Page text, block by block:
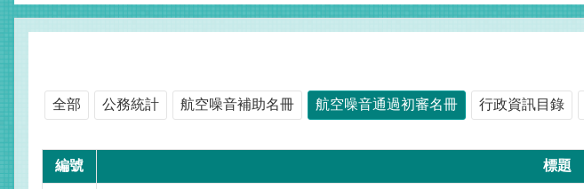
全部 公務統計 航空噪音補助名冊 航空噪音通過初審名冊 行政資訊目錄
編號 標題